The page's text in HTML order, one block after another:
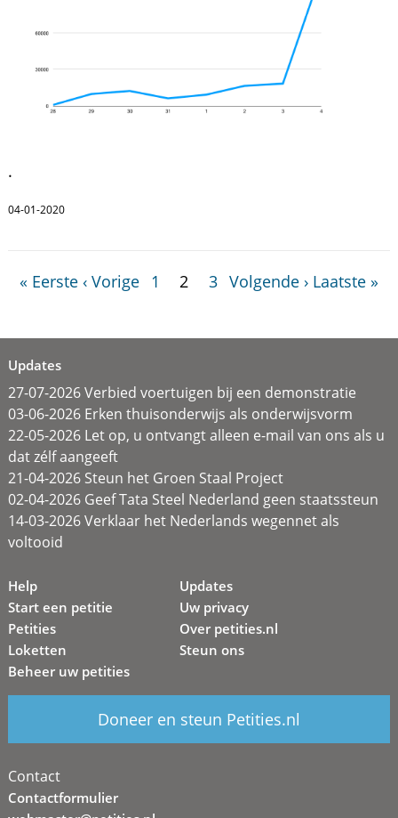
.
04-01-2020
« Eerste ‹ Vorige 1 2 3 Volgende › Laatste »
Updates
27-07-2026 Verbied voertuigen bij een demonstratie
03-06-2026 Erken thuisonderwijs als onderwijsvorm
22-05-2026 Let op, u ontvangt alleen e-mail van ons als u
dat zélf aangeeft
21-04-2026 Steun het Groen Staal Project
02-04-2026 Geef Tata Steel Nederland geen staatssteun
14-03-2026 Verklaar het Nederlands wegennet als
voltooid
Help
Start een petitie
Petities
Loketten
Beheer uw petities
Updates
Uw privacy
Over petities.nl
Steun ons
Doneer en steun Petities.nl
Contact
Contactformulier